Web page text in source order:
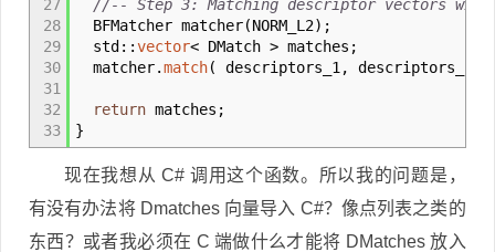
27
28
29
30
31
32
33
//-- Step 3: Matching descriptor vectors with
BFMatcher matcher(NORM_L2) ;
std ::vector< DMatch > matches ;
matcher.match( descriptors_1, descriptors_2,
return matches ;
}
现在我想从 C# 调用这个函数。所以我的问题是，
有没有办法将 Dmatches 向量导入 C#？像点列表之类的
东西？或者我必须在 C 端做什么才能将 DMatches 放入